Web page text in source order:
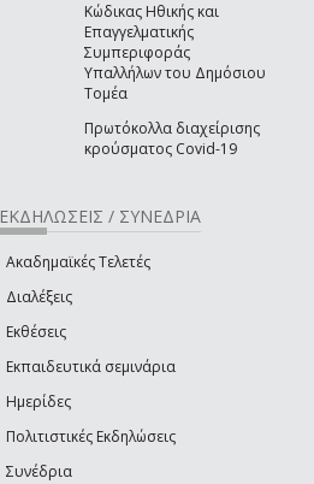
Κώδικας Ηθικής και
Επαγγελματικής
Συμπεριφοράς
Υπαλλήλων του Δημόσιου
Τομέα
Πρωτόκολλα διαχείρισης
κρούσματος Covid-19
ΕΚΔΗΛΩΣΕΙΣ / ΣΥΝΕΔΡΙΑ
Ακαδημαϊκές Τελετές
Διαλέξεις
Εκθέσεις
Εκπαιδευτικά σεμινάρια
Ημερίδες
Πολιτιστικές Εκδηλώσεις
Συνέδρια